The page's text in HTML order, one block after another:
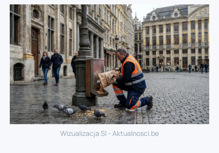
Wizualizacja SI - Aktualnosci.be